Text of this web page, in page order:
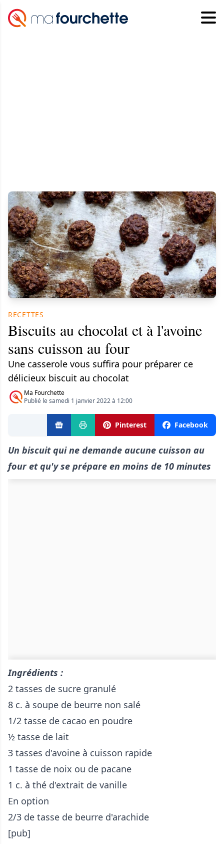
RECETTES
Biscuits au chocolat et à l'avoine
sans cuisson au four
Une casserole vous suffira pour préparer ce
délicieux biscuit au chocolat
Ma Fourchette
Publié le samedi 1 janvier 2022 à 12:00
Pinterest Facebook
Un biscuit qui ne demande aucune cuisson au
four et qu'y se prépare en moins de 10 minutes
Ingrédients :
2 tasses de sucre granulé
8 c. à soupe de beurre non salé
1/2 tasse de cacao en poudre
½ tasse de lait
3 tasses d'avoine à cuisson rapide
1 tasse de noix ou de pacane
1 c. à thé d'extrait de vanille
En option
2/3 de tasse de beurre d'arachide
[pub]